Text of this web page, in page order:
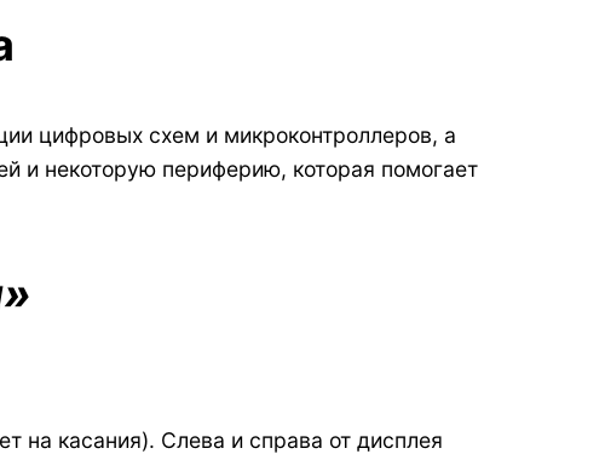
цифровых схем и микроконтроллеров, а
и некоторую периферию, которая помогает
на касания). Слева и справа от дисплея